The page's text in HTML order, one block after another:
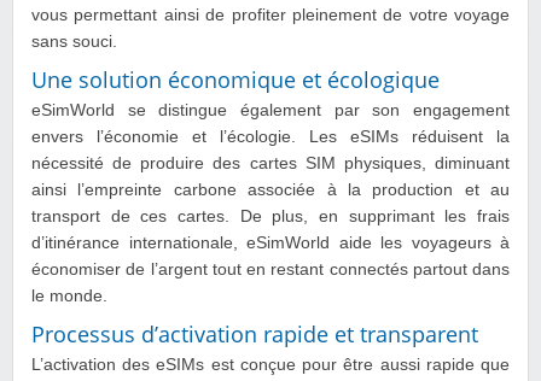
vous permettant ainsi de profiter pleinement de votre voyage
sans souci.
Une solution économique et écologique
eSimWorld se distingue également par son engagement
envers l’économie et l’écologie. Les eSIMs réduisent la
nécessité de produire des cartes SIM physiques, diminuant
ainsi l’empreinte carbone associée à la production et au
transport de ces cartes. De plus, en supprimant les frais
d’itinérance internationale, eSimWorld aide les voyageurs à
économiser de l’argent tout en restant connectés partout dans
le monde.
Processus d’activation rapide et transparent
L’activation des eSIMs est conçue pour être aussi rapide que